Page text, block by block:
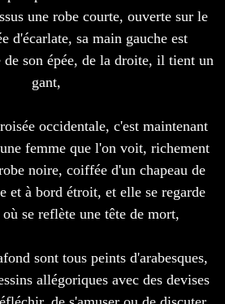
une robe courte, ouverte sur le
d'écarlate, sa main gauche est
de son épée, de la droite, il tient un
gant,
occidentale, c'est maintenant
femme que l'on voit, richement
noire, coiffée d'un chapeau de
et à bord étroit, et elle se regarde
se reflète une tête de mort,
sont tous peints d'arabesques,
allégoriques avec des devises